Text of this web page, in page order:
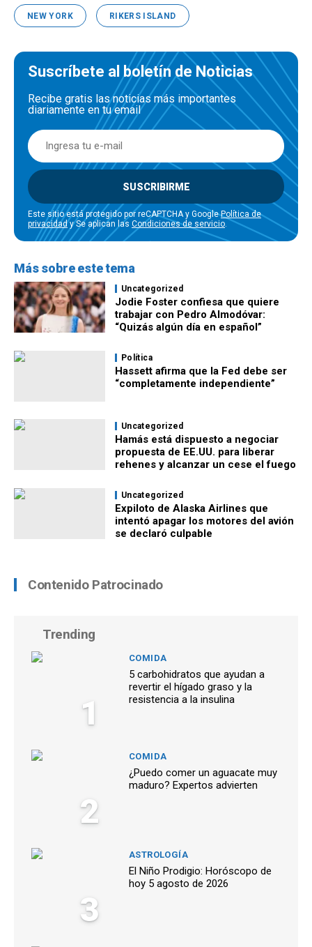
NEW YORK RIKERS ISLAND
Suscríbete al boletín de Noticias
Recibe gratis las noticias más importantes
diariamente en tu email
SUSCRIBIRME
Este sitio está protegido por reCAPTCHA y GooglePolítica de
privacidady Se aplican las Condiciones de servicio.
Más sobre este tema
Uncategorized
Jodie Foster confiesa que quiere
trabajar con Pedro Almodóvar:
“Quizás algún día en español”
Política
Hassett afirma que la Fed debe ser
“completamente independiente”
Uncategorized
Hamás está dispuesto a negociar
propuesta de EE.UU. para liberar
rehenes y alcanzar un cese el fuego
Uncategorized
Expiloto de Alaska Airlines que
intentó apagar los motores del avión
se declaró culpable
Contenido Patrocinado
Trending
1
COMIDA
5 carbohidratos que ayudan a
revertir el hígado graso y la
resistencia a la insulina
2
COMIDA
¿Puedo comer un aguacate muy
maduro? Expertos advierten
3
ASTROLOGÍA
El Niño Prodigio: Horóscopo de
hoy 5 agosto de 2026